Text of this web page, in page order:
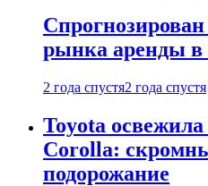
рынка аренды в
2 года спустя2 года спустя
Toyota
Corolla:
подорожание